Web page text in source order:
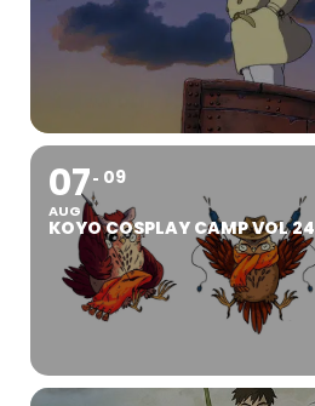
07
AUG
09
KOYO COSPLAY CAMP VOL 24